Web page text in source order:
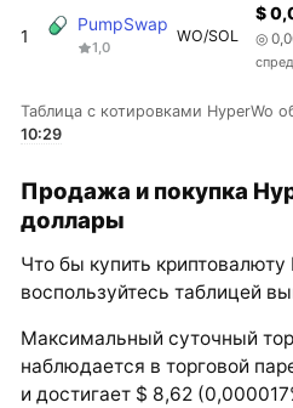
1
PumpSwap
1,0
WO/SOL
$
◎
Таблица с котировками HyperWo
10:29
Продажа и покупка
доллары
Что бы купить криптовалюту
воспользуйтесь таблицей
Максимальный суточный
наблюдается в торговой
и достигает $ 8,62